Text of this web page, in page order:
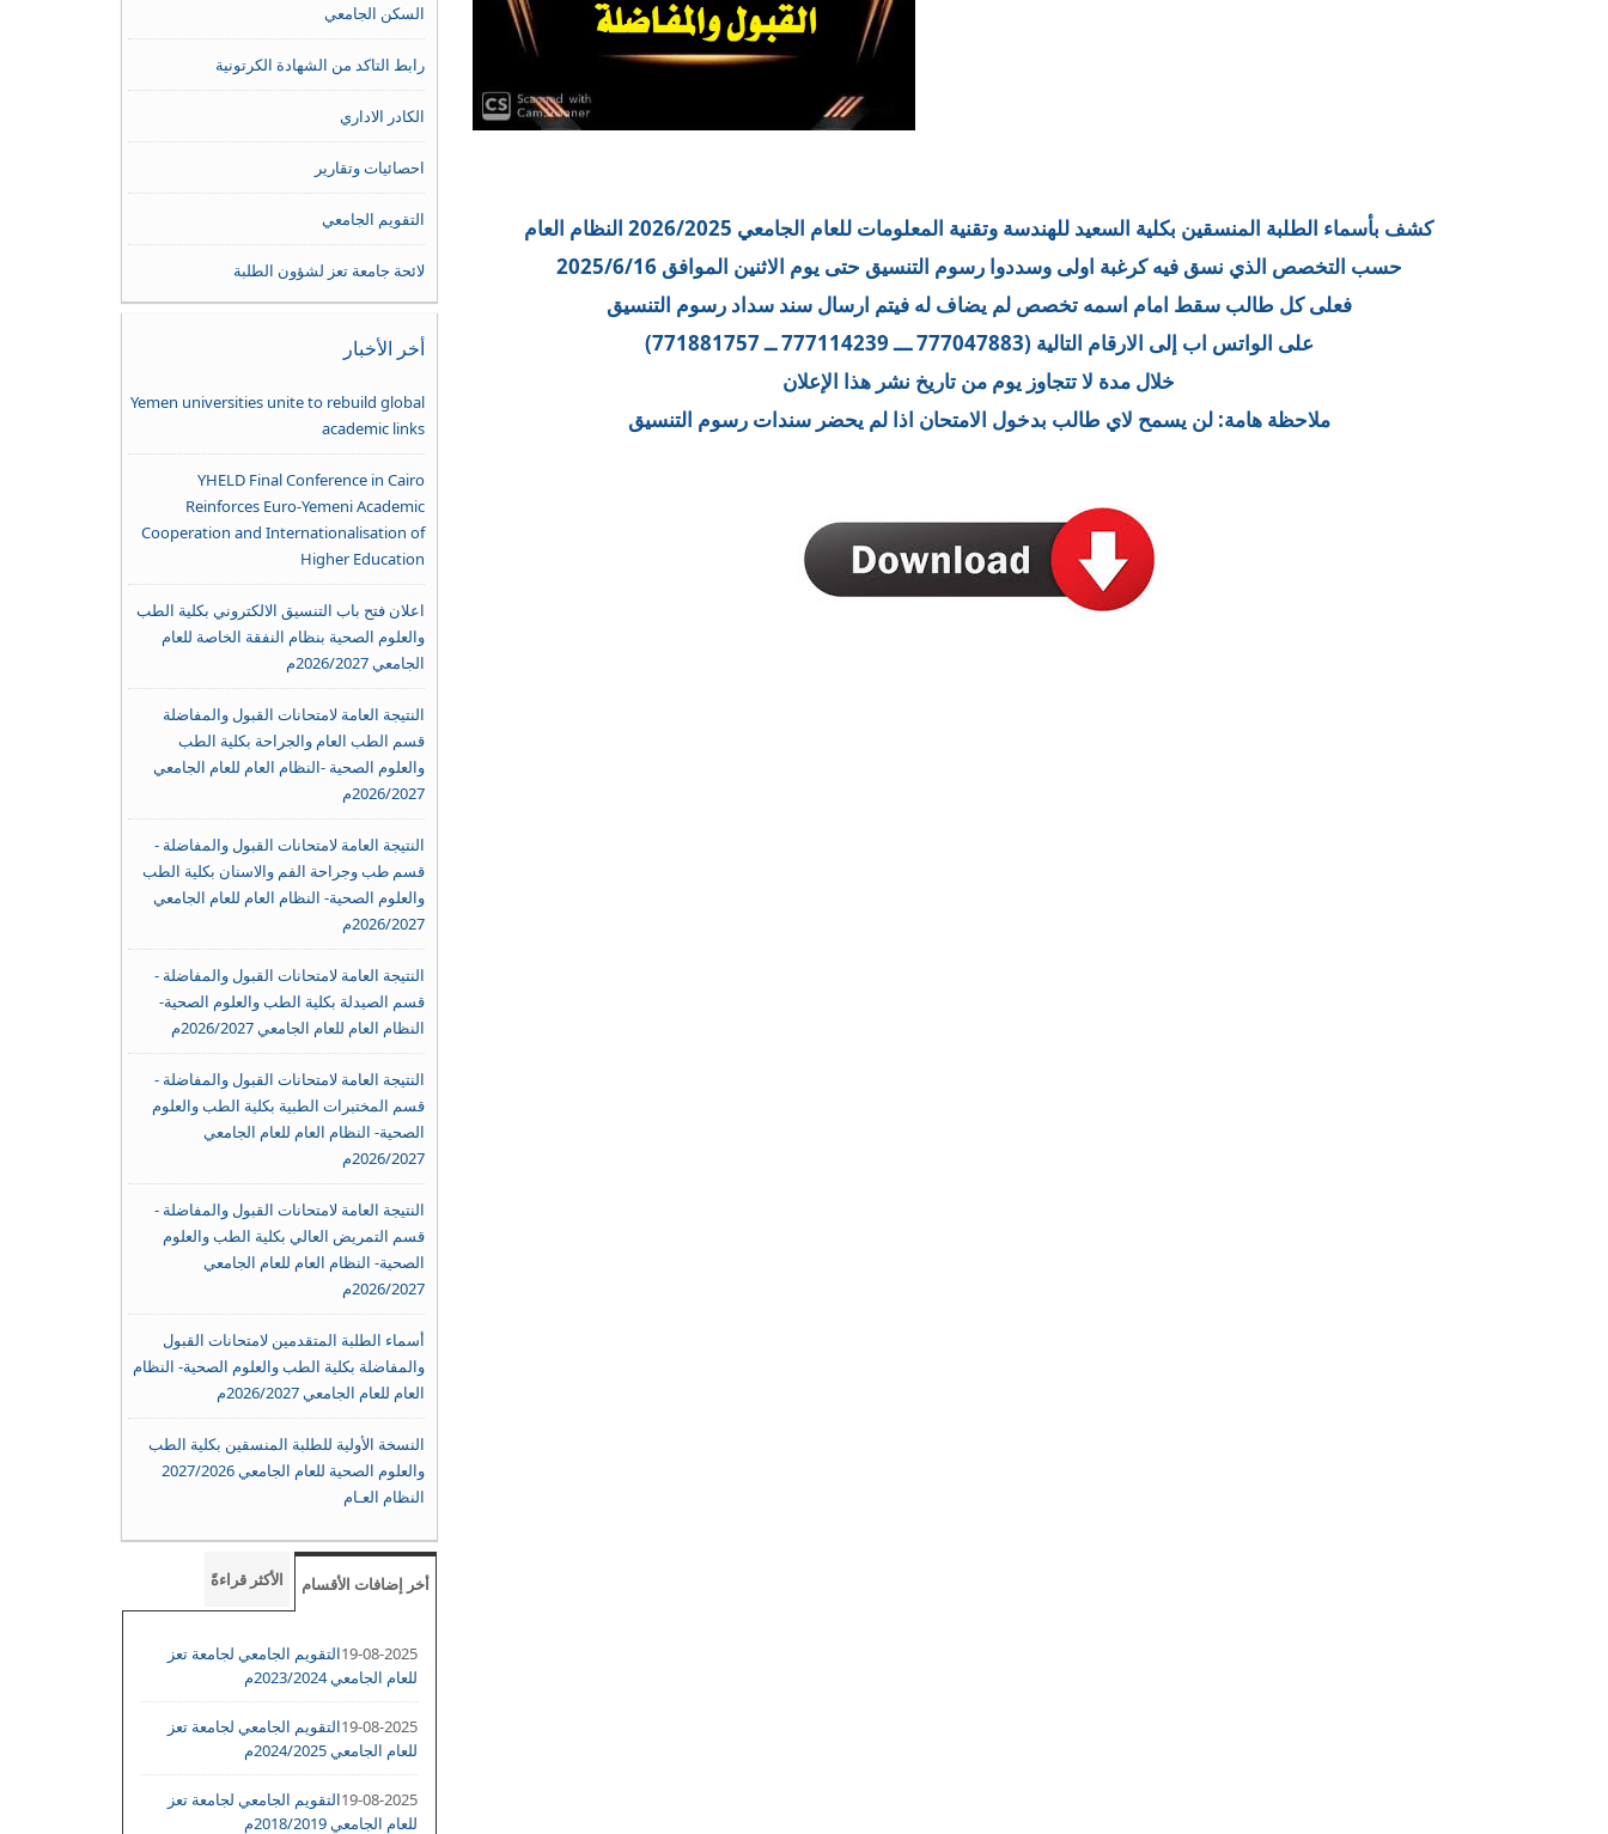
كشف بأسماء الطلبة المنسقين بكلية السعيد للهندسة وتقنية المعلومات للعام الجامعي 2026/2025 النظام العام
حسب التخصص الذي نسق فيه كرغبة اولى وسددوا رسوم التنسيق حتى يوم الاثنين الموافق 2025/6/16
فعلى كل طالب سقط امام اسمه تخصص لم يضاف له فيتم ارسال سند سداد رسوم التنسيق
على الواتس اب إلى الارقام التالية (777047883 ـــ 777114239 ــ 771881757)
خلال مدة لا تتجاوز يوم من تاريخ نشر هذا الإعلان
ملاحظة هامة: لن يسمح لاي طالب بدخول الامتحان اذا لم يحضر سندات رسوم التنسيق
السكن الجامعي
رابط التاكد من الشهادة الكرتونية
الكادر الاداري
احصائيات وتقارير
التقويم الجامعي
لائحة جامعة تعز لشؤون الطلبة
أخر الأخبار
Yemen universities unite to rebuild global
academic links
YHELD Final Conference in Cairo
Reinforces Euro-Yemeni Academic
Cooperation and Internationalisation of
Higher Education
اعلان فتح باب التنسيق الالكتروني بكلية الطب
والعلوم الصحية بنظام النفقة الخاصة للعام
الجامعي 2026/2027م
النتيجة العامة لامتحانات القبول والمفاضلة
قسم الطب العام والجراحة بكلية الطب
والعلوم الصحية -النظام العام للعام الجامعي
2026/2027م
النتيجة العامة لامتحانات القبول والمفاضلة -
قسم طب وجراحة الفم والاسنان بكلية الطب
والعلوم الصحية- النظام العام للعام الجامعي
2026/2027م
النتيجة العامة لامتحانات القبول والمفاضلة -
قسم الصيدلة بكلية الطب والعلوم الصحية-
النظام العام للعام الجامعي 2026/2027م
النتيجة العامة لامتحانات القبول والمفاضلة -
قسم المختبرات الطبية بكلية الطب والعلوم
الصحية- النظام العام للعام الجامعي
2026/2027م
النتيجة العامة لامتحانات القبول والمفاضلة -
قسم التمريض العالي بكلية الطب والعلوم
الصحية- النظام العام للعام الجامعي
2026/2027م
أسماء الطلبة المتقدمين لامتحانات القبول
والمفاضلة بكلية الطب والعلوم الصحية- النظام
العام للعام الجامعي 2026/2027م
النسخة الأولية للطلبة المنسقين بكلية الطب
والعلوم الصحية للعام الجامعي 2027/2026
النظام العـام
أخر إضافات الأقسام الأكثر قراءةً
19-08-2025التقويم الجامعي لجامعة تعز
للعام الجامعي 2023/2024م
19-08-2025التقويم الجامعي لجامعة تعز
للعام الجامعي 2024/2025م
19-08-2025التقويم الجامعي لجامعة تعز
للعام الجامعي 2018/2019م